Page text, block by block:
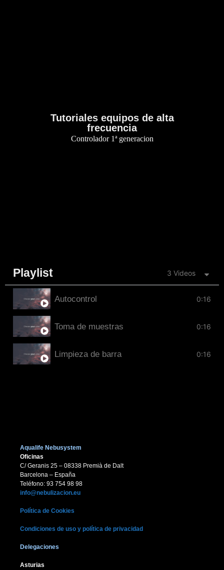
Tutoriales equipos de alta
frecuencia
Controlador 1ª generacion
Playlist 3 Videos
Autocontrol 0:16
Toma de muestras 0:16
Limpieza de barra 0:16
Aqualife Nebusystem
Oficinas
C/ Geranis 25 – 08338 Premià de Dalt
Barcelona – España
Teléfono: 93 754 98 98
info@nebulizacion.eu
Política de Cookies
Condiciones de uso y política de privacidad
Delegaciones
Asturias